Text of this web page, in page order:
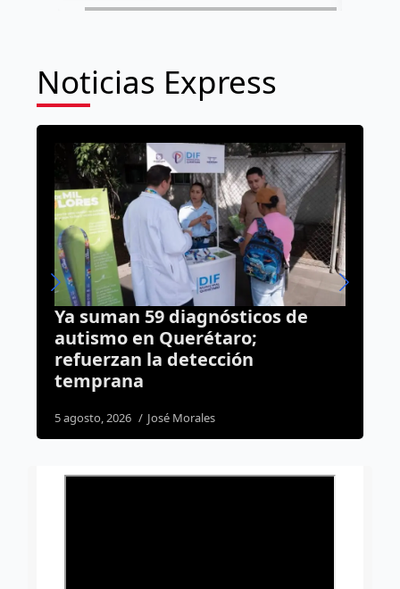
Noticias Express
Caen cuatro por violento
a farmacia en San Juan del
rociaron un líquido al
para robar
2 agosto, 2026